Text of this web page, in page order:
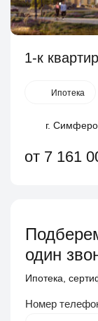
1-к
Ипотека
г.
от 7 161
один
Ипотека,
Номер